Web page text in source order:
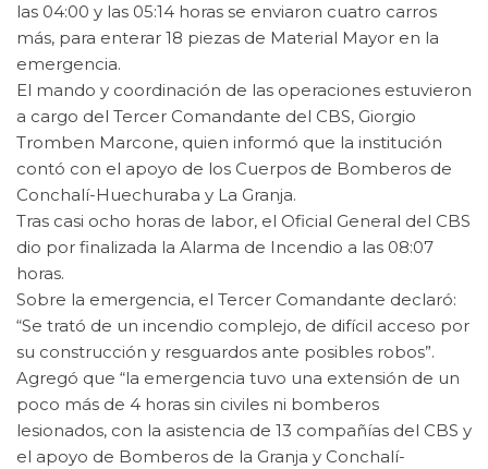
las 04:00 y las 05:14 horas se enviaron cuatro carros
más, para enterar 18 piezas de Material Mayor en la
emergencia.
El mando y coordinación de las operaciones estuvieron
a cargo del Tercer Comandante del CBS, Giorgio
Tromben Marcone, quien informó que la institución
contó con el apoyo de los Cuerpos de Bomberos de
Conchalí-Huechuraba y La Granja.
Tras casi ocho horas de labor, el Oficial General del CBS
dio por finalizada la Alarma de Incendio a las 08:07
horas.
Sobre la emergencia, el Tercer Comandante declaró:
“Se trató de un incendio complejo, de difícil acceso por
su construcción y resguardos ante posibles robos”.
Agregó que “la emergencia tuvo una extensión de un
poco más de 4 horas sin civiles ni bomberos
lesionados, con la asistencia de 13 compañías del CBS y
el apoyo de Bomberos de la Granja y Conchalí-